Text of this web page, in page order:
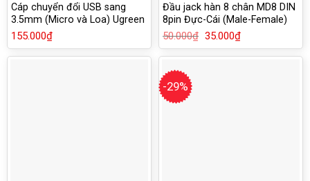
Cáp chuyển đổi USB sang
3.5mm (Micro và Loa) Ugreen
30143
155.000₫
Đầu jack hàn 8 chân MD8 DIN
8pin Đực-Cái (Male-Female)
chân tròn
50.000₫ Giá
là:
35.000₫Giá
hiện
tại
-29%